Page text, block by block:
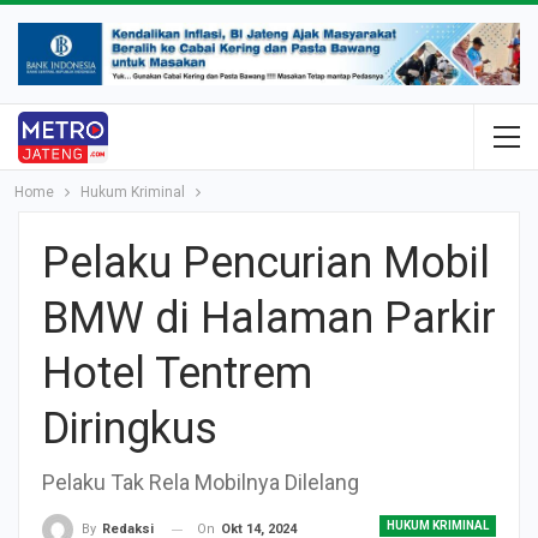
Home Hukum Kriminal
Pelaku Pencurian Mobil
BMW di Halaman Parkir
Hotel Tentrem
Diringkus
Pelaku Tak Rela Mobilnya Dilelang
HUKUM KRIMINAL
By Redaksi On Okt 14, 2024